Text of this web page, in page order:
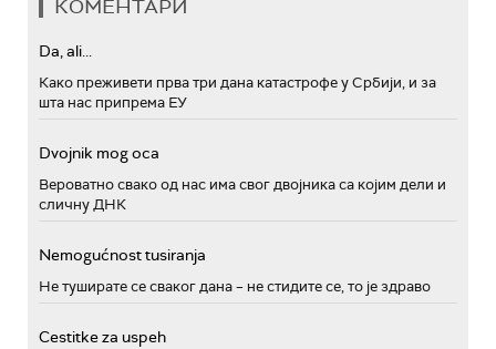
КОМЕНТАРИ
Da, ali...
Како преживети прва три дана катастрофе у Србији, и за
шта нас припрема ЕУ
Dvojnik mog oca
Вероватно свако од нас има свог двојника са којим дели и
сличну ДНК
Nemogućnost tusiranja
Не туширате се сваког дана – не стидите се, то је здраво
Cestitke za uspeh